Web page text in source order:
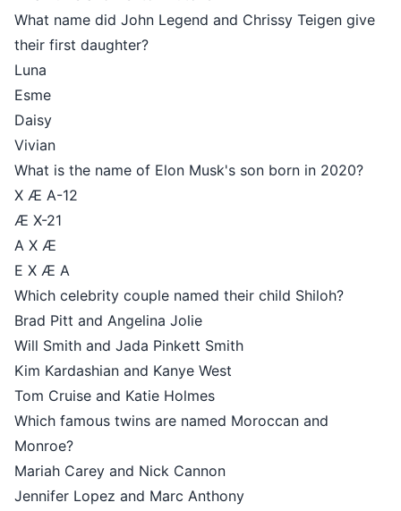
What name did John Legend and Chrissy Teigen give
their first daughter?
Luna
Esme
Daisy
Vivian
What is the name of Elon Musk's son born in 2020?
X Æ A-12
Æ X-21
A X Æ
E X Æ A
Which celebrity couple named their child Shiloh?
Brad Pitt and Angelina Jolie
Will Smith and Jada Pinkett Smith
Kim Kardashian and Kanye West
Tom Cruise and Katie Holmes
Which famous twins are named Moroccan and
Monroe?
Mariah Carey and Nick Cannon
Jennifer Lopez and Marc Anthony